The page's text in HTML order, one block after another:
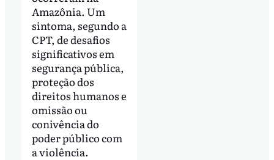
Amazônia. Um
sintoma, segundo a
CPT, de desafios
significativos em
segurança pública,
proteção dos
direitos humanos e
omissão ou
conivência do
poder público com
a violência.